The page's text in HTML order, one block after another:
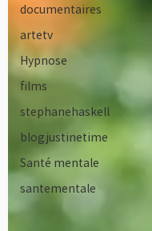
documentaires
artetv
Hypnose
films
stephanehaskell
blogjustinetime
Santé mentale
santementale